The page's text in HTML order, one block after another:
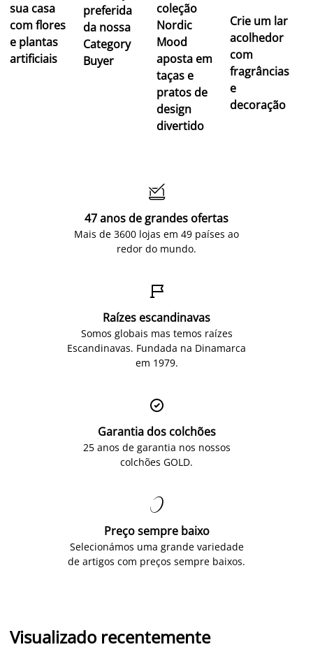
sua casa
com flores
e plantas
artificiais
preferida
da nossa
Category
Buyer
coleção
Nordic
Mood
aposta em
taças e
pratos de
design
divertido
Crie um lar
acolhedor
com
fragrâncias
e
decoração

47 anos de grandes ofertas
Mais de 3600 lojas em 49 países ao
redor do mundo.

Raízes escandinavas
Somos globais mas temos raízes
Escandinavas. Fundada na Dinamarca
em 1979.

Garantia dos colchões
25 anos de garantia nos nossos
colchões GOLD.

Preço sempre baixo
Selecionámos uma grande variedade
de artigos com preços sempre baixos.
Visualizado recentemente